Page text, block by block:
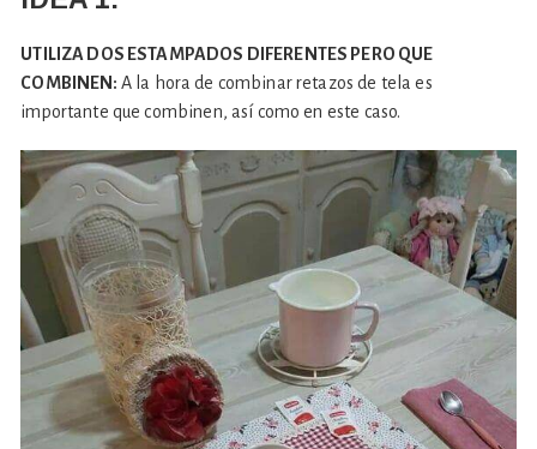
UTILIZA DOS ESTAMPADOS DIFERENTES PERO QUE
COMBINEN: A la hora de combinar retazos de tela es
importante que combinen, así como en este caso.